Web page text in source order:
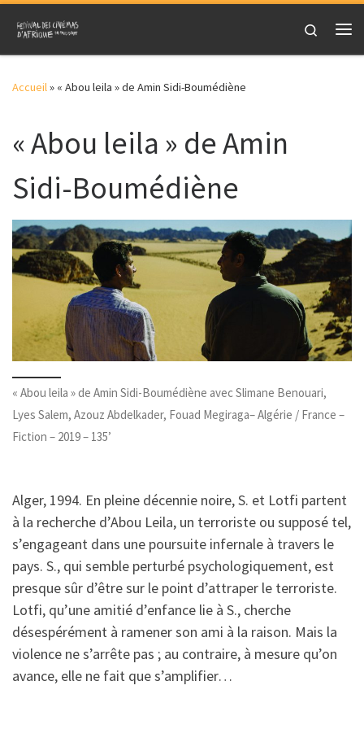
Skip to content
Search
Accueil» « Abou leila » de Amin Sidi-Boumédiène
« Abou leila » de Amin
Sidi-Boumédiène
« Abou leila » de Amin Sidi-Boumédiène avec Slimane Benouari,
Lyes Salem, Azouz Abdelkader, Fouad Megiraga– Algérie / France –
Fiction – 2019 – 135’
Alger, 1994. En pleine décennie noire, S. et Lotfi partent
à la recherche d’Abou Leila, un terroriste ou supposé tel,
s’engageant dans une poursuite infernale à travers le
pays. S., qui semble perturbé psychologiquement, est
presque sûr d’être sur le point d’attraper le terroriste.
Lotfi, qu’une amitié d’enfance lie à S., cherche
désespérément à ramener son ami à la raison. Mais la
violence ne s’arrête pas ; au contraire, à mesure qu’on
avance, elle ne fait que s’amplifier…